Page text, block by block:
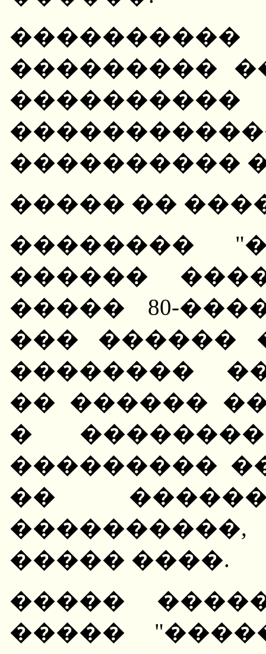
���������
����������
����� ��
��������
������
����� 80-
��� ������
��������
�� ������
�
���������
��
����� ����.
�����
�����